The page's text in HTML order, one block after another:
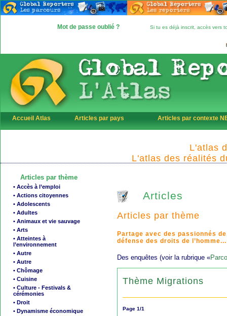
Mot de passe oublié ? Si tu es déjà inscrit, accès vers
Accueil Atlas Articles par pays Articles par contexte
L'atlas
L'atlas des réalités
Articles par thème
• Accès à l’emploi
• Actions citoyennes
• Adolescents
• Adultes
• Animaux et vie sauvage
• Arts
• Atteintes à
l’environnement
• Autre
• Autre
• Chômage
• Cuisine
• Culture - Festivals &
cérémonies
• Droit
• Dynamisme économique
Articles
Articles par thème
Partage avec des passionnés
défense des droits de
Des enquêtes (voir la rubrique «
Thème Migrations
Page 1/1